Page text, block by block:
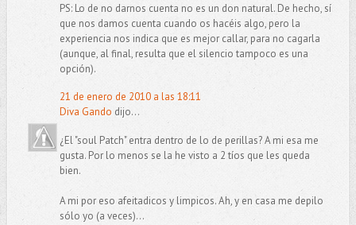
PS: Lo de no darnos cuenta no es un don natural. De hecho, sí
que nos damos cuenta cuando os hacéis algo, pero la
experiencia nos indica que es mejor callar, para no cagarla
(aunque, al final, resulta que el silencio tampoco es una
opción).
21 de enero de 2010 a las 18:11
Diva Gando dijo...
¿El "soul Patch" entra dentro de lo de perillas? A mi esa me
gusta. Por lo menos se la he visto a 2 tíos que les queda
bien.
A mi por eso afeitadicos y limpicos. Ah, y en casa me depilo
sólo yo (a veces)...